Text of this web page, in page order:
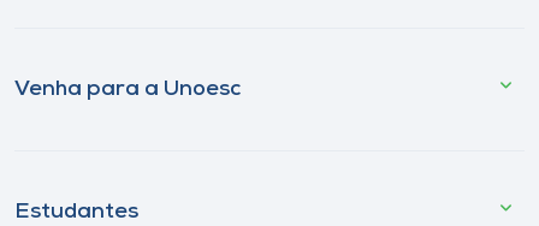
Venha para a Unoesc
Estudantes